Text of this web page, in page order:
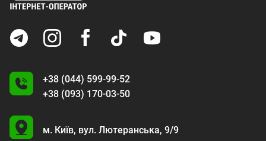
+38 (044) 599-99-52
+38 (093) 170-03-50
U
м. Київ, вул. Лютеранська, 9/9